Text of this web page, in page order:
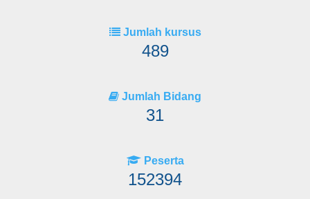
Jumlah kursus
489
Jumlah Bidang
31
Peserta
152394